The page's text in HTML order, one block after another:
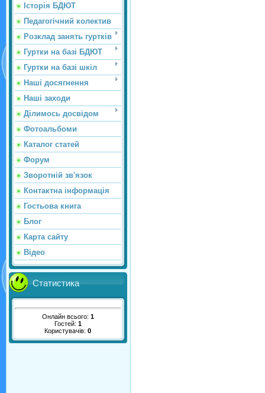
Історія БДЮТ
Педагогічний колектив
Розклад занять гуртків
Гуртки на базі БДЮТ
Гуртки на базі шкіл
Наші досягнення
Наші заходи
Ділимось досвідом
Фотоальбоми
Каталог статей
Форум
Зворотній зв'язок
Контактна інформація
Гостьова книга
Блог
Карта сайту
Відео
Статистика
Онлайн всього: 1
Гостей: 1
Користувачів:0